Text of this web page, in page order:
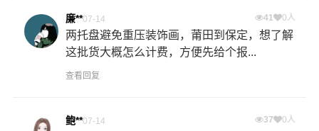
廉**07-14 41 0人
两托盘避免重压装饰画，莆田到保定，想了解
这批货大概怎么计费，方便先给个报...
查看回复
鲍**07-14 37 0人